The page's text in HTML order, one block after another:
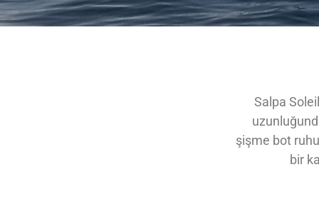
Salpa
şişme bot
bir